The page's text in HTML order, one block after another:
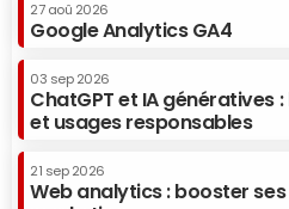
27 aoû 2026
Google Analytics GA4
03 sep 2026
ChatGPT et IA génératives
et usages responsables
21 sep 2026
Web analytics : booster